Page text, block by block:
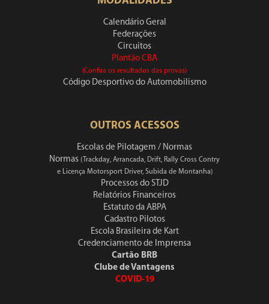
Calendário Geral
Federações
Circuitos
Plantão CBA
(Confira os resultados das provas)
Código Desportivo do Automobilismo
OUTROS ACESSOS
Escolas de Pilotagem / Normas
Normas (Trackday, Arrancada, Drift, Rally Cross Contry
e Licença Motorsport Driver, Subida de Montanha)
Processos do STJD
Relatórios Financeiros
Estatuto da ABPA
Cadastro Pilotos
Escola Brasileira de Kart
Credenciamento de Imprensa
Cartão BRB
Clube de Vantagens
COVID-19